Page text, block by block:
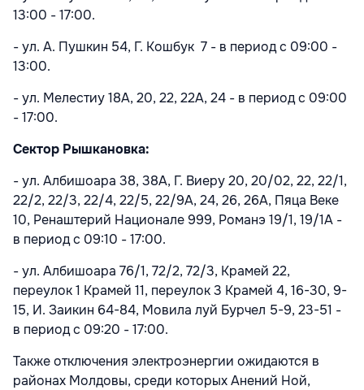
13:00 - 17:00.
- ул. А. Пушкин 54, Г. Кошбук 7 - в период с 09:00 -
13:00.
- ул. Мелестиу18A, 20, 22, 22A, 24 - в период с 09:00
- 17:00.
Сектор Рышкановка:
- ул. Албишоара 38, 38A, Г. Виеру 20, 20/02, 22, 22/1,
22/2, 22/3, 22/4, 22/5, 22/9A, 24, 26, 26A, Пяца Веке
10, Ренаштерий Национале 999, Романэ 19/1, 19/1A -
в период с 09:10 - 17:00.
- ул. Албишоара 76/1, 72/2, 72/3, Крамей 22,
переулок 1 Крамей 11, переулок 3 Крамей 4, 16-30, 9-
15, И. Заикин 64-84, Мовила луй Бурчел 5-9, 23-51 -
в период с 09:20 - 17:00.
Также отключения электроэнергии ожидаются в
районах Молдовы, среди которых Анений Ной,